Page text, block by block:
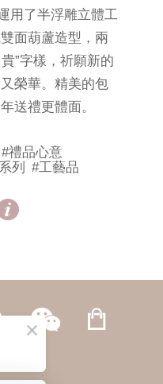
用了半浮雕立體工
面葫蘆造型，兩
”字樣，祈願新的
榮華。精美的包
送禮更體面。
#禮品心意
列
#工藝品